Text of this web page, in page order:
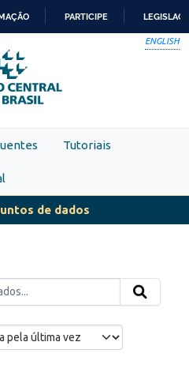
PARA
O
CONTEÚDO
PARTICIPE
ENGLISH
Tutoriais
de dados